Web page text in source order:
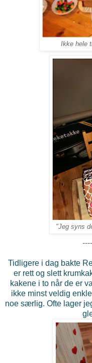
Ikke hele
"Jeg syns
Tidligere i dag bakte
er rett og slett
kakene i to når de er
ikke minst veldig
noe særlig. Ofte lager